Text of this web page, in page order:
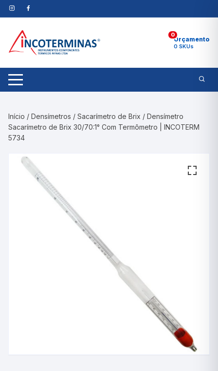
Pular
para
conteúdo
0
Orçamento
0 SKUs
Início /Densímetros /Sacarímetro de Brix / Densímetro
Sacarímetro de Brix 30/70:1° Com Termômetro | INCOTERM
5734